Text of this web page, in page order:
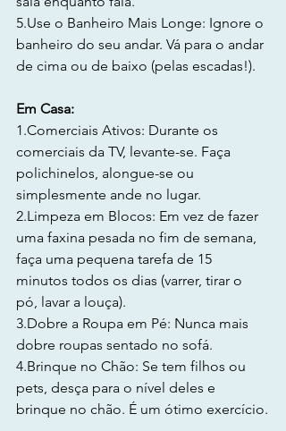
5.Use o Banheiro Mais Longe: Ignore o
banheiro do seu andar. Vá para o andar
de cima ou de baixo (pelas escadas!).
Em Casa:
1.Comerciais Ativos: Durante os
comerciais da TV, levante-se. Faça
polichinelos, alongue-se ou
simplesmente ande no lugar.
2.Limpeza em Blocos: Em vez de fazer
uma faxina pesada no fim de semana,
faça uma pequena tarefa de 15
minutos todos os dias (varrer, tirar o
pó, lavar a louça).
3.Dobre a Roupa em Pé: Nunca mais
dobre roupas sentado no sofá.
4.Brinque no Chão: Se tem filhos ou
pets, desça para o nível deles e
brinque no chão. É um ótimo exercício.